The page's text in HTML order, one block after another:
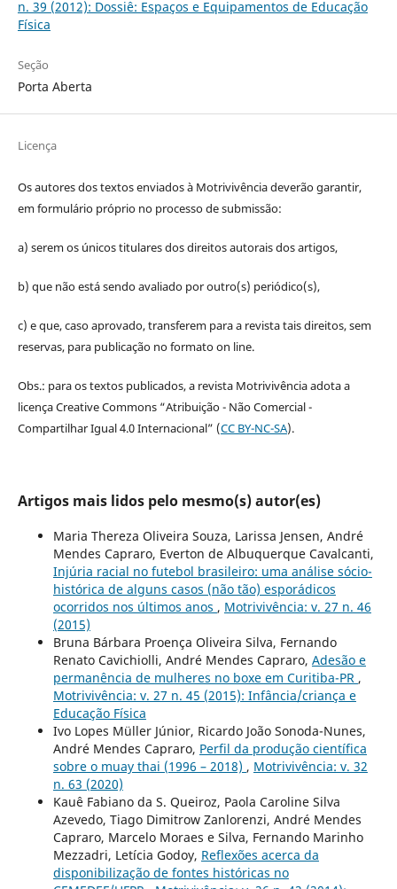
n. 39 (2012): Dossiê: Espaços e Equipamentos de Educação
Física
Seção
Porta Aberta
Licença
Os autores dos textos enviados à Motrivivência deverão garantir,
em formulário próprio no processo de submissão:
a) serem os únicos titulares dos direitos autorais dos artigos,
b) que não está sendo avaliado por outro(s) periódico(s),
c) e que, caso aprovado, transferem para a revista tais direitos, sem
reservas, para publicação no formato on line.
Obs.: para os textos publicados, a revista Motrivivência adota a
licença Creative Commons “Atribuição - Não Comercial -
Compartilhar Igual 4.0 Internacional” (CC BY-NC-SA).
Artigos mais lidos pelo mesmo(s) autor(es)
Maria Thereza Oliveira Souza, Larissa Jensen, André
Mendes Capraro, Everton de Albuquerque Cavalcanti,
Injúria racial no futebol brasileiro: uma análise sócio-
histórica de alguns casos (não tão) esporádicos
ocorridos nos últimos anos , Motrivivência: v. 27 n. 46
(2015)
Bruna Bárbara Proença Oliveira Silva, Fernando
Renato Cavichiolli, André Mendes Capraro, Adesão e
permanência de mulheres no boxe em Curitiba-PR ,
Motrivivência: v. 27 n. 45 (2015): Infância/criança e
Educação Física
Ivo Lopes Müller Júnior, Ricardo João Sonoda-Nunes,
André Mendes Capraro, Perfil da produção científica
sobre o muay thai (1996 – 2018) , Motrivivência: v. 32
n. 63 (2020)
Kauê Fabiano da S. Queiroz, Paola Caroline Silva
Azevedo, Tiago Dimitrow Zanlorenzi, André Mendes
Capraro, Marcelo Moraes e Silva, Fernando Marinho
Mezzadri, Letícia Godoy, Reflexões acerca da
disponibilização de fontes históricas no